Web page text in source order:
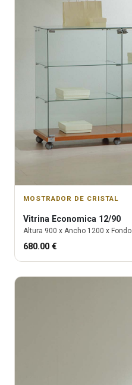
MOSTRADOR DE CRISTAL
Vitrina Economica 12/90
Altura 900 x Ancho 1200 x Fondo
680.00 €